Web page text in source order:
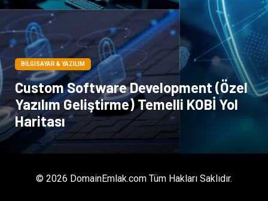
BILGISAYAR & YAZILIM
Custom Software Development (Özel
Yazılım Geliştirme) Temelli KOBİ Yol
Haritası
© 2026 DomainEmlak.com Tüm Hakları Saklıdır.